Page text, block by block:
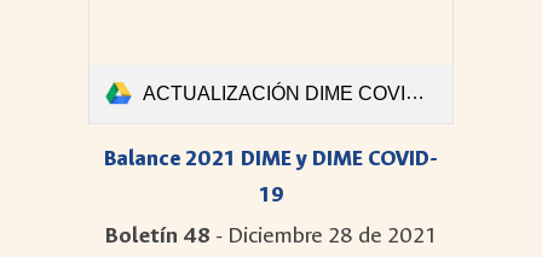
ACTUALIZACIÓN DIME COVID-Boletin #48 Final.pdf
Balance 2021 DIME y DIME COVID-
19
Boletín 48 - Diciembre 28 de 2021